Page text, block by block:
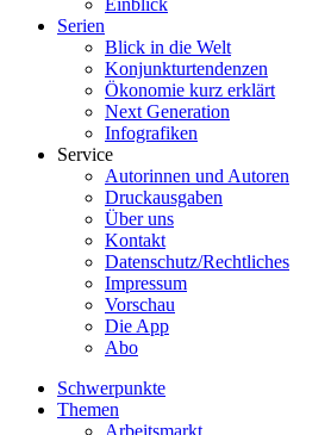
Einblick
Serien
Blick in die Welt
Konjunkturtendenzen
Ökonomie kurz erklärt
Next Generation
Infografiken
Service
Autorinnen und Autoren
Druckausgaben
Über uns
Kontakt
Datenschutz/Rechtliches
Impressum
Vorschau
Die App
Abo
Schwerpunkte
Themen
Arbeitsmarkt